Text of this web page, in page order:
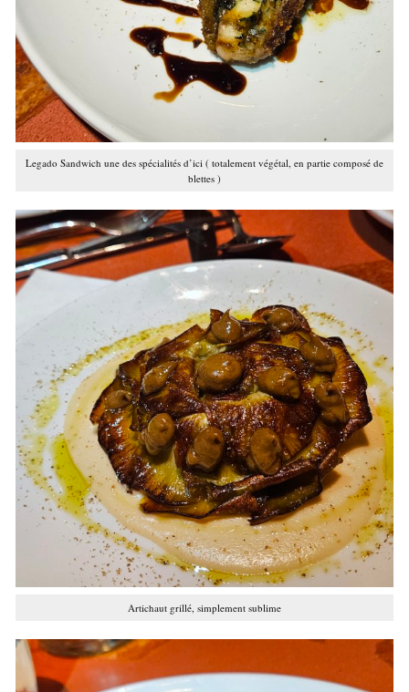
Legado Sandwich une des spécialités d’ici ( totalement végétal, en partie composé de
blettes )
Artichaut grillé, simplement sublime